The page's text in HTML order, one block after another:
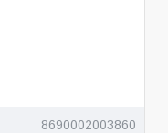
8690002003860